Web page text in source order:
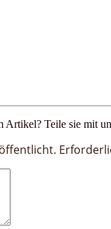
Artikel? Teile sie mit